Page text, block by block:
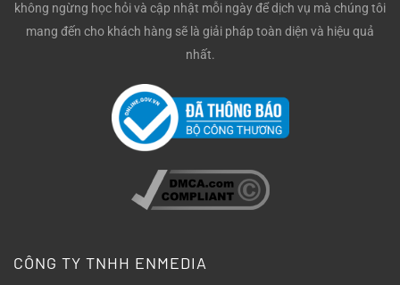
không ngừng học hỏi và cập nhật mỗi ngày để dịch vụ mà chúng tôi
mang đến cho khách hàng sẽ là giải pháp toàn diện và hiệu quả
nhất.
CÔNG TY TNHH ENMEDIA